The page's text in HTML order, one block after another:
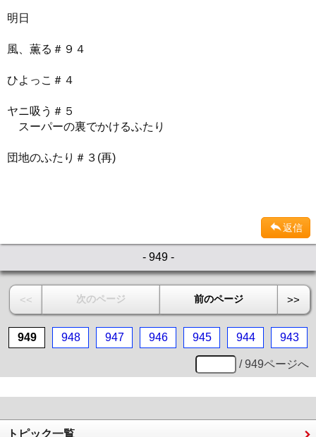
明日
風、薫る＃９４
ひよっこ＃４
ヤニ吸う＃５
スーパーの裏でかけるふたり
団地のふたり＃３(再)
返信
- 949 -
<< 次のページ 前のページ >>
949 948 947 946 945 944 943
/ 949ページへ
トピック一覧